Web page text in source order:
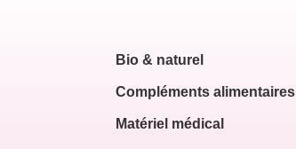
Bio & naturel
Compléments alimentaires
Matériel médical